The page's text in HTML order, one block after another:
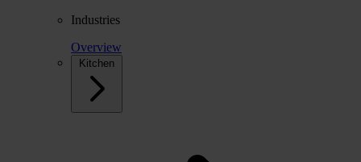
Industries
Overview
Kitchen